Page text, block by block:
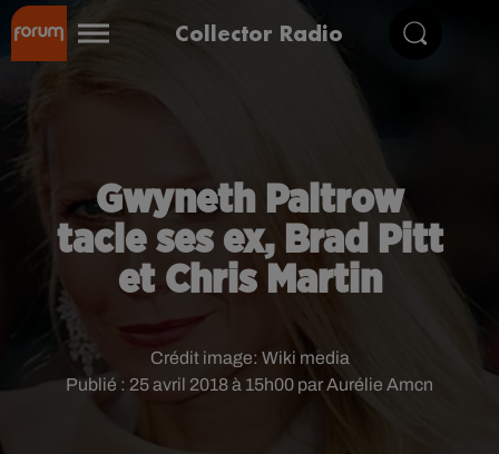
Collector Radio
Gwyneth Paltrow
tacle ses ex, Brad Pitt
et Chris Martin
Publié : 25 avril 2018 à 15h00 par Aurélie Amcn
Crédit image: Wiki media